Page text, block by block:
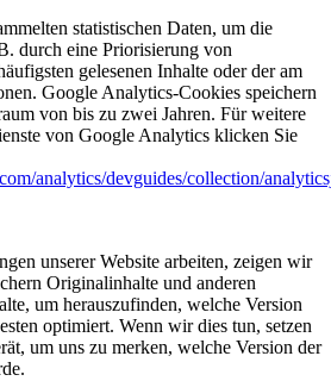
statistischen Daten, um die
durch eine Priorisierung von
gelesenen Inhalte oder der am
Google Analytics-Cookies speichern
von bis zu zwei Jahren. Für weitere
von Google Analytics klicken Sie
analytics/devguides/collection/
unserer Website arbeiten, zeigen wir
Originalinhalte und anderen
um herauszufinden, welche Version
optimiert. Wenn wir dies tun, setzen
um uns zu merken, welche Version der